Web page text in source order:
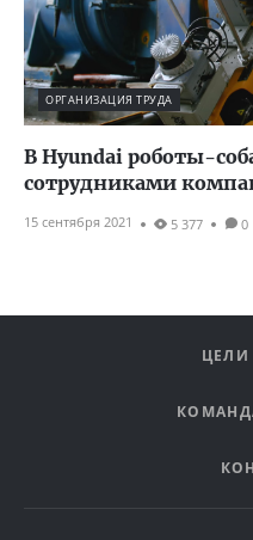
ОРГАНИЗАЦИЯ ТРУДА
В Hyundai роботы-
сотрудниками
15 сентября 2021 5 377 0
ЦЕЛИ